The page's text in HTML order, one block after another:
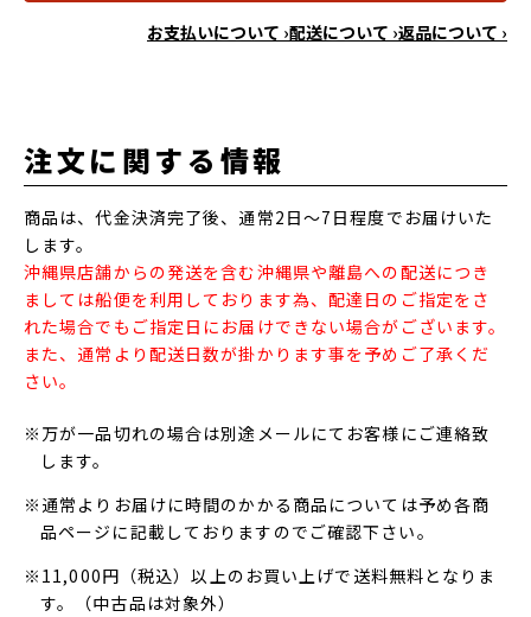
お支払いについて ›配送について ›返品について ›
注文に関する情報
商品は、代金決済完了後、通常2日～7日程度でお届けいた
します。
沖縄県店舗からの発送を含む沖縄県や離島への配送につき
ましては船便を利用しております為、配達日のご指定をさ
れた場合でもご指定日にお届けできない場合がございます。
また、通常より配送日数が掛かります事を予めご了承くだ
さい。
※万が一品切れの場合は別途メールにてお客様にご連絡致
します。
※通常よりお届けに時間のかかる商品については予め各商
品ページに記載しておりますのでご確認下さい。
※11,000円（税込）以上のお買い上げで送料無料となりま
す。（中古品は対象外）